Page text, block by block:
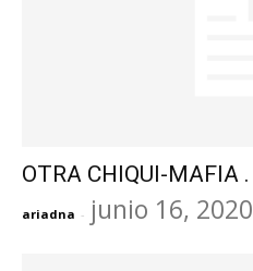
OTRA CHIQUI-MAFIA .
ariadna - junio 16, 2020